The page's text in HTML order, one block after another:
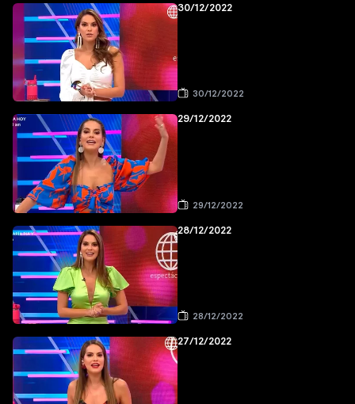
30/12/2022
30/12/2022
29/12/2022
29/12/2022
28/12/2022
28/12/2022
27/12/2022